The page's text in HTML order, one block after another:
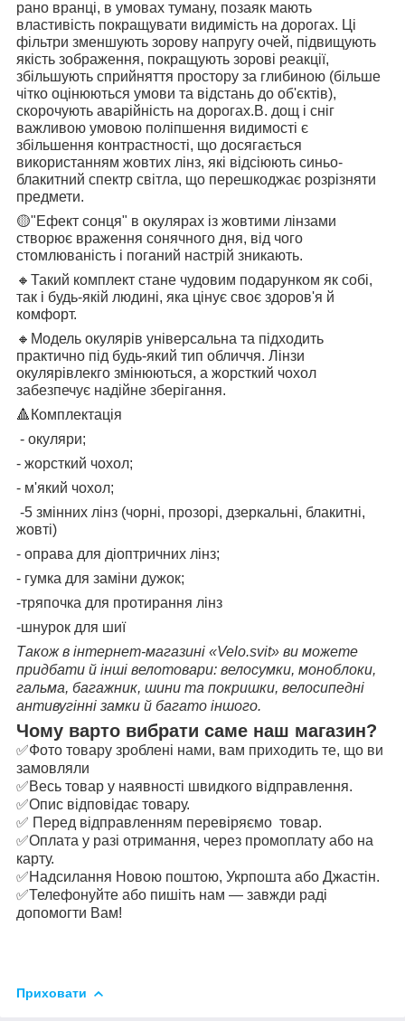
рано вранці, в умовах туману, позаяк мають
властивість покращувати видимість на дорогах. Ці
фільтри зменшують зорову напругу очей, підвищують
якість зображення, покращують зорові реакції,
збільшують сприйняття простору за глибиною (більше
чітко оцінюються умови та відстань до об'єктів),
скорочують аварійність на дорогах.В. дощ і сніг
важливою умовою поліпшення видимості є
збільшення контрастності, що досягається
використанням жовтих лінз, які відсіюють синьо-
блакитний спектр світла, що перешкоджає розрізняти
предмети.
🟡"Ефект сонця" в окулярах із жовтими лінзами
створює враження сонячного дня, від чого
стомлюваність і поганий настрій зникають.
🔸 Такий комплект стане чудовим подарунком як собі,
так і будь-якій людині, яка цінує своє здоров'я й
комфорт.
🔸 Модель окулярів універсальна та підходить
практично під будь-який тип обличчя. Лінзи
окулярівлекго змінюються, а жорсткий чохол
забезпечує надійне зберігання.
🔺 Комплектація
- окуляри;
- жорсткий чохол;
- м'який чохол;
-5 змінних лінз (чорні, прозорі, дзеркальні, блакитні,
жовті)
- оправа для діоптричних лінз;
- гумка для заміни дужок;
-тряпочка для протирання лінз
-шнурок для шиї
Також в інтернет-магазині «Velo.svit» ви можете
придбати й інші велотовари: велосумки, моноблоки,
гальма, багажник, шини та покришки, велосипедні
антивугінні замки й багато іншого.
Чому варто вибрати саме наш магазин?
✅Фото товару зроблені нами, вам приходить те, що ви
замовляли
✅Весь товар у наявності швидкого відправлення.
✅Опис відповідає товару.
✅ Перед відправленням перевіряємо товар.
✅Оплата у разі отримання, через промоплату або на
карту.
✅Надсилання Новою поштою, Укрпошта або Джастін.
✅Телефонуйте або пишіть нам — завжди раді
допомогти Вам!
Приховати